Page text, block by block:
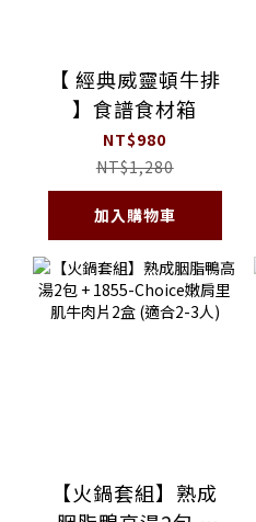
【 經典威靈頓牛排
】食譜食材箱
NT$980
NT$1,280
加入購物車
【火鍋套組】熟成